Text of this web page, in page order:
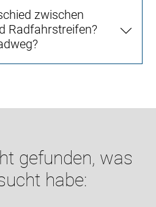
zwischen
Radfahrstreifen?
gefunden, was
habe: